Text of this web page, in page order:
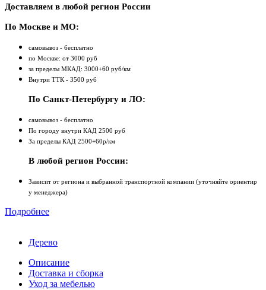
Доставляем в любой регион России
По Москве и МО:
самовывоз - бесплатно
по Москве: от 3000 руб
за пределы МКАД: 3000+60 руб/км
Внутри ТТК - 3500 руб
По Санкт-Петербургу и ЛО:
самовывоз - бесплатно
По городу внутри КАД 2500 руб
За пределы КАД 2500+60р/км
В любой регион России:
Зависит от региона и выбранной транспортной компании (уточняйте ориентир
у менеджера)
Подробнее
Дерево
Описание
Доставка и сборка
Уход за мебелью